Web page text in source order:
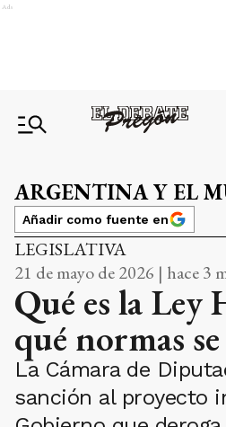
Ads
ARGENTINA Y EL
Añadir como fuente en
LEGISLATIVA
21 de mayo de 2026 | hace 3
Qué es la Ley
qué normas
La Cámara de
sanción al proyecto